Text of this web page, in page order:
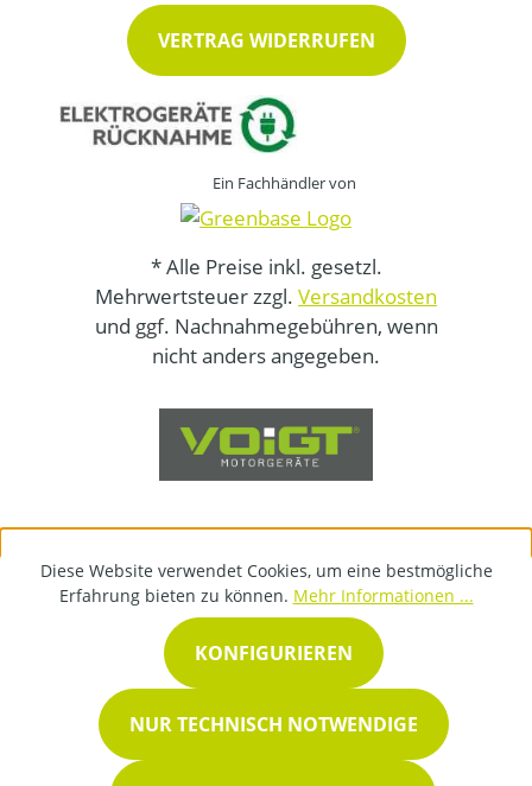
VERTRAG WIDERRUFEN
Ein Fachhändler von
* Alle Preise inkl. gesetzl.
Mehrwertsteuer zzgl. Versandkosten
und ggf. Nachnahmegebühren, wenn
nicht anders angegeben.
Diese Website verwendet Cookies, um eine bestmögliche
Erfahrung bieten zu können. Mehr Informationen ...
NUR TECHNISCH NOTWENDIGE
KONFIGURIEREN